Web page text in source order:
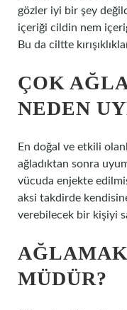
gözler iyi bir şey
içeriği cildin nem
Bu da ciltte
ÇOK
NEDEN
En doğal ve etkili
ağladıktan sonra
vücuda enjekte
aksi takdirde
verebilecek bir kişiyi
MÜDÜR?